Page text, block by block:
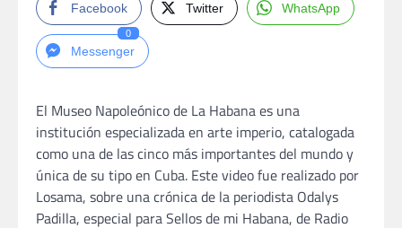
Facebook Twitter WhatsApp
Messenger
0
El Museo Napoleónico de La Habana es una
institución especializada en arte imperio, catalogada
como una de las cinco más importantes del mundo y
única de su tipo en Cuba. Este video fue realizado por
Losama, sobre una crónica de la periodista Odalys
Padilla, especial para Sellos de mi Habana, de Radio